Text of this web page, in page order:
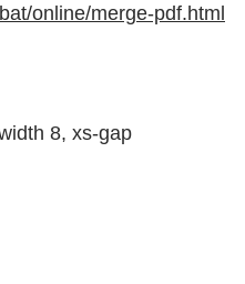
online/merge-pdf.html
8, xs-gap